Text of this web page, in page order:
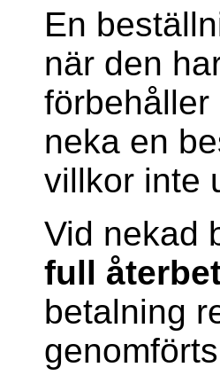
En
när den
neka en
villkor inte
Vid nekad
full
betalning